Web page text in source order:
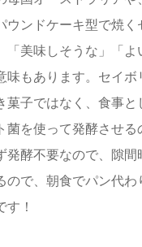
ウンドケーキ型で焼く
「美味しそうな」「
味もあります。セイ
菓子ではなく、食事
菌を使って発酵させ
発酵不要なので、隙
ので、朝食でパン代
す！